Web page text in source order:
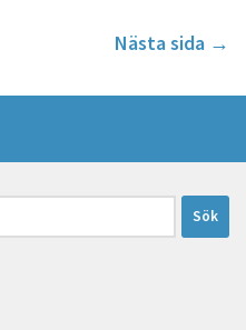
Nästa sida →